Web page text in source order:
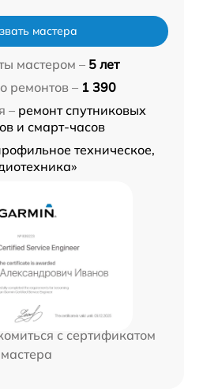
мастера
мастером – 5 лет
ремонтов – 1 390
– ремонт спутниковых
и смарт-часов
техническое,
с сертификатом
мастера